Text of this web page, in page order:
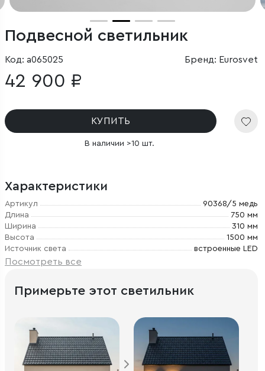
Подвесной светильник
Код: a065025 Бренд: Eurosvet
42 900 ₽
КУПИТЬ
В наличии >10 шт.
Характеристики
Артикул
90368/5 медь
Длина
750 мм
Ширина
310 мм
Высота
1500 мм
Источник света
встроенные LED
Посмотреть все
Примерьте этот светильник